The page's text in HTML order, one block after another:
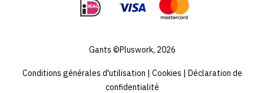
Gants ©Pluswork, 2026
Conditions générales d'utilisation | Cookies | Déclaration de
confidentialité